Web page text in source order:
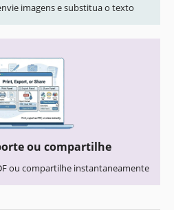
imagens e substitua o texto
ou compartilhe
ou compartilhe instantaneamente